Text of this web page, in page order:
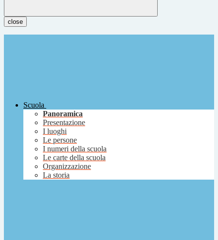
close
Scuola
Panoramica
Presentazione
I luoghi
Le persone
I numeri della scuola
Le carte della scuola
Organizzazione
La storia